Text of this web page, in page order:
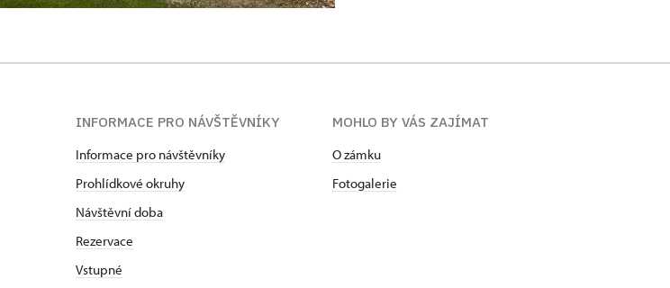
INFORMACE PRO NÁVŠTĚVNÍKY
Informace pro návštěvníky
Prohlídkové okruhy
Návštěvní doba
Rezervace
Vstupné
MOHLO BY VÁS ZAJÍMAT
O zámku
Fotogalerie